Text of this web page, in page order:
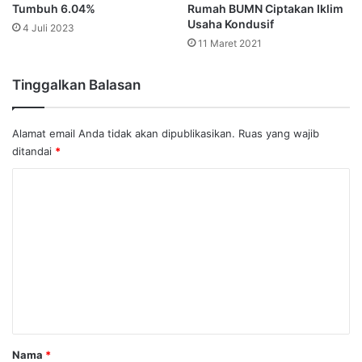
Tumbuh 6.04%
4 Juli 2023
Rumah BUMN Ciptakan Iklim
Usaha Kondusif
11 Maret 2021
Tinggalkan Balasan
Alamat email Anda tidak akan dipublikasikan. Ruas yang wajib
ditandai *
rNama *